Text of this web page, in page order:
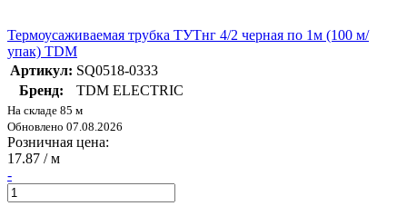
Термоусаживаемая трубка ТУТнг 4/2 черная по 1м (100 м/
упак) TDM
Артикул: SQ0518-0333
Бренд:
TDM ELECTRIC
На складе 85 м
Обновлено 07.08.2026
Розничная цена:
17.87 / м
-